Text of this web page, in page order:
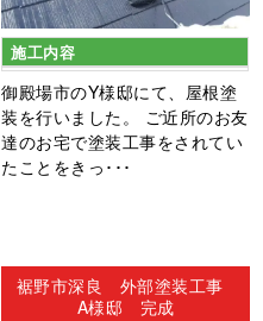
施工内容
御殿場市のY様邸にて、屋根塗
装を行いました。 ご近所のお友
達のお宅で塗装工事をされてい
たことをきっ･･･
裾野市深良 外部塗装工事
A様邸 完成